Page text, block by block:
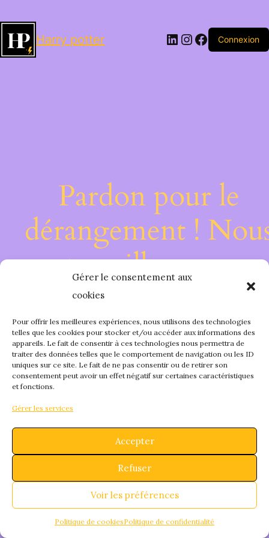
Gérer le consentement aux
cookies
Pour offrir les meilleures expériences, nous utilisons des technologies
telles que les cookies pour stocker et/ou accéder aux informations des
appareils. Le fait de consentir à ces technologies nous permettra de
traiter des données telles que le comportement de navigation ou les ID
uniques sur ce site. Le fait de ne pas consentir ou de retirer son
consentement peut avoir un effet négatif sur certaines caractéristiques
et fonctions.
Gérer les services
Accepter
Refuser
Voir les préférences
Politique de cookiesPolitique de confidentialité
Harry potter LinkedIn
Instagram
Facebook
Connexion
Pardon pour le
dérangement !
travaillons sur
quelque chose de
fantastique –
bientôt !